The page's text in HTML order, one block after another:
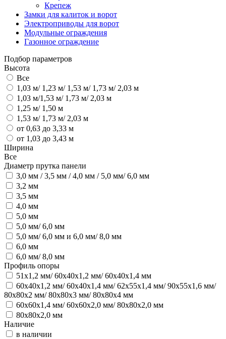
Крепеж
Замки для калиток и ворот
Электроприводы для ворот
Модульные ограждения
Газонное ограждение
Подбор параметров
Высота
Все
1,03 м/ 1,23 м/ 1,53 м/ 1,73 м/ 2,03 м
1,03 м/1,53 м/ 1,73 м/ 2,03 м
1,25 м/ 1,50 м
1,53 м/ 1,73 м/ 2,03 м
от 0,63 до 3,33 м
от 1,03 до 3,43 м
Ширина
Все
Диаметр прутка панели
3,0 мм / 3,5 мм / 4,0 мм / 5,0 мм/ 6,0 мм
3,2 мм
3,5 мм
4,0 мм
5,0 мм
5,0 мм/ 6,0 мм
5,0 мм/ 6,0 мм и 6,0 мм/ 8,0 мм
6,0 мм
6,0 мм/ 8,0 мм
Профиль опоры
51х1,2 мм/ 60х40х1,2 мм/ 60х40х1,4 мм
60х40х1,2 мм/ 60х40х1,4 мм/ 62х55х1,4 мм/ 90х55х1,6 мм/
80х80х2 мм/ 80х80х3 мм/ 80х80х4 мм
60х60х1,4 мм/ 60х60х2,0 мм/ 80х80х2,0 мм
80х80х2,0 мм
Наличие
в наличии